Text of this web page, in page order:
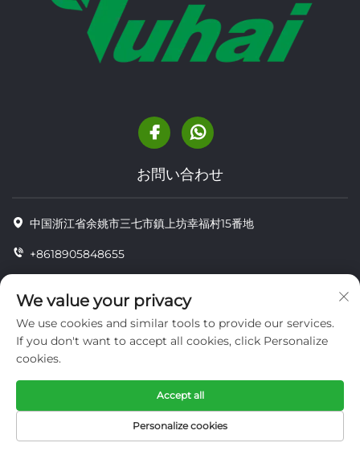
お問い合わせ
中国浙江省余姚市三七市鎮上坊幸福村15番地
+8618905848655
[email protected]
TECHNOLOGY CO.,LTD.
プライバシー
We value your privacy
We use cookies and similar tools to provide our services.
If you don't want to accept all cookies, click Personalize
cookies.
Personalize cookies
Accept all